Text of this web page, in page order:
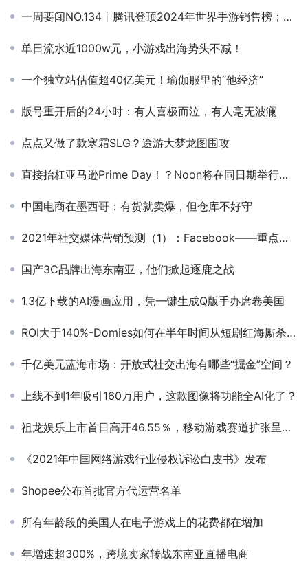
一周要闻NO.134丨腾讯登顶2024年世界手游销售榜；2024美国电商排行榜；特朗普给予TikTok禁令75天宽限期
单日流水近1000w元，小游戏出海势头不减！
一个独立站估值超40亿美元！瑜伽服里的“他经济”
版号重开后的24小时：有人喜极而泣，有人毫无波澜
点点又做了款寒霜SLG？途游大梦龙图围攻
直接抬杠亚马逊Prime Day！？Noon将在同日期举行超级大卖活动
中国电商在墨西哥：有货就卖爆，但仓库不好守
2021年社交媒体营销预测（1）：Facebook——重点推动电商业务，技术领域优势先行
国产3C品牌出海东南亚，他们掀起逐鹿之战
1.3亿下载的AI漫画应用，凭一键生成Q版手办席卷美国
ROI大于140%-Domies如何在半年时间从短剧红海厮杀出圈
千亿美元蓝海市场：开放式社交出海有哪些“掘金”空间？
上线不到1年吸引160万用户，这款图像将功能全AI化了？
祖龙娱乐上市首日高开46.55％，移动游戏赛道扩张呈上升趋势
《2021年中国网络游戏行业侵权诉讼白皮书》发布
Shopee公布首批官方代运营名单
所有年龄段的美国人在电子游戏上的花费都在增加
年增速超300%，跨境卖家转战东南亚直播电商